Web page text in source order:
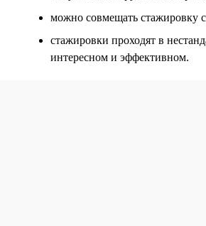
можно совмещать стажировку
стажировки проходят в
интересном и эффективном.